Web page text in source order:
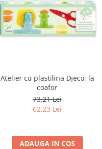
Atelier cu plastilina Djeco, la
coafor
73,21 Lei
62,23 Lei
ADAUGA IN COS